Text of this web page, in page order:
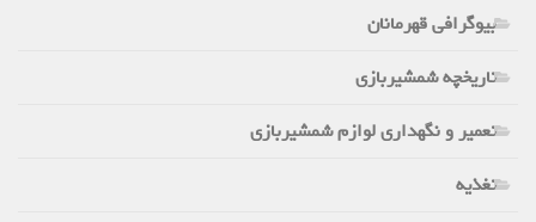
بیوگرافی قهرمانان
تاریخچه شمشیربازی
تعمیر و نگهداری لوازم شمشیربازی
تغذیه